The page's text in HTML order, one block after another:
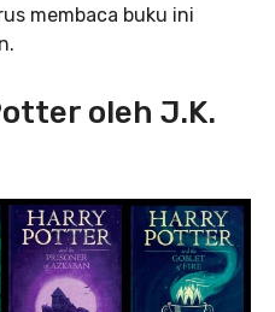
membaca buku ini
oleh J.K.